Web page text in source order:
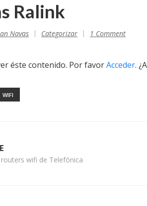
Ralink
Navas Categorizar 1 Comment
éste contenido. Por favorAcceder.
WIFI
wifi de Telefónica